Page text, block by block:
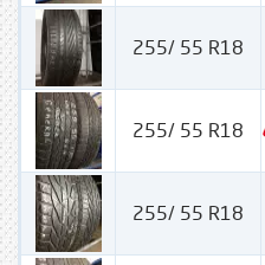
255/ 55 R18
255/ 55 R18
255/ 55 R18